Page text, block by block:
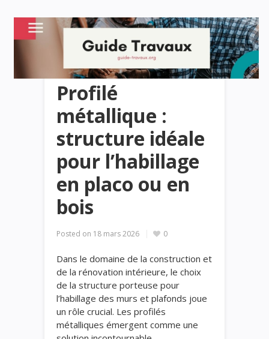
Profilé
métallique :
structure idéale
pour l’habillage
en placo ou en
bois
Posted on 18 mars 2026 0
Dans le domaine de la construction et
de la rénovation intérieure, le choix
de la structure porteuse pour
l’habillage des murs et plafonds joue
un rôle crucial. Les profilés
métalliques émergent comme une